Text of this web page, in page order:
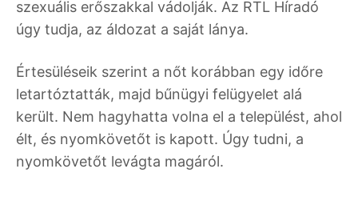
szexuális erőszakkal vádolják. Az RTL Híradó
úgy tudja, az áldozat a saját lánya.
Értesüléseik szerint a nőt korábban egy időre
letartóztatták, majd bűnügyi felügyelet alá
került. Nem hagyhatta volna el a települést, ahol
élt, és nyomkövetőt is kapott. Úgy tudni, a
nyomkövetőt levágta magáról.